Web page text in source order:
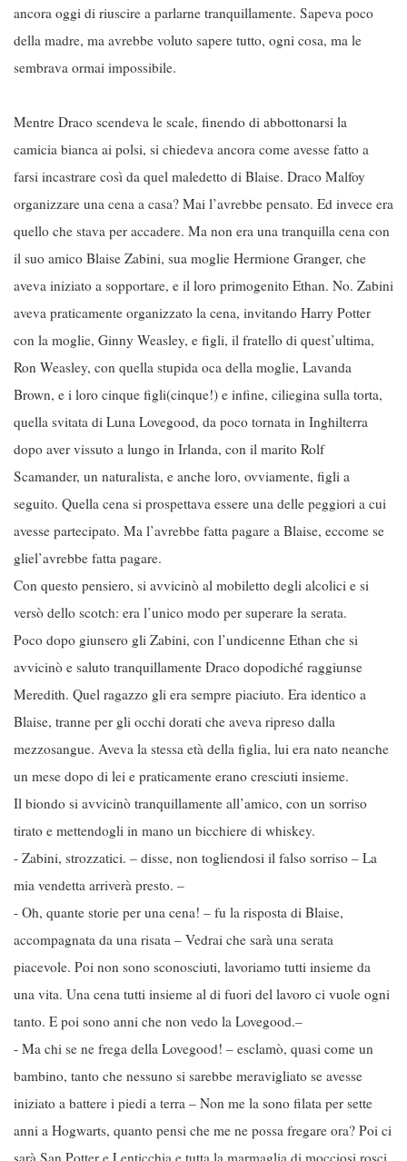
ancora oggi di riuscire a parlarne tranquillamente. Sapeva poco
della madre, ma avrebbe voluto sapere tutto, ogni cosa, ma le
sembrava ormai impossibile.
Mentre Draco scendeva le scale, finendo di abbottonarsi la
camicia bianca ai polsi, si chiedeva ancora come avesse fatto a
farsi incastrare così da quel maledetto di Blaise. Draco Malfoy
organizzare una cena a casa? Mai l’avrebbe pensato. Ed invece era
quello che stava per accadere. Ma non era una tranquilla cena con
il suo amico Blaise Zabini, sua moglie Hermione Granger, che
aveva iniziato a sopportare, e il loro primogenito Ethan. No. Zabini
aveva praticamente organizzato la cena, invitando Harry Potter
con la moglie, Ginny Weasley, e figli, il fratello di quest’ultima,
Ron Weasley, con quella stupida oca della moglie, Lavanda
Brown, e i loro cinque figli(cinque!) e infine, ciliegina sulla torta,
quella svitata di Luna Lovegood, da poco tornata in Inghilterra
dopo aver vissuto a lungo in Irlanda, con il marito Rolf
Scamander, un naturalista, e anche loro, ovviamente, figli a
seguito. Quella cena si prospettava essere una delle peggiori a cui
avesse partecipato. Ma l’avrebbe fatta pagare a Blaise, eccome se
gliel’avrebbe fatta pagare.
Con questo pensiero, si avvicinò al mobiletto degli alcolici e si
versò dello scotch: era l’unico modo per superare la serata.
Poco dopo giunsero gli Zabini, con l’undicenne Ethan che si
avvicinò e saluto tranquillamente Draco dopodiché raggiunse
Meredith. Quel ragazzo gli era sempre piaciuto. Era identico a
Blaise, tranne per gli occhi dorati che aveva ripreso dalla
mezzosangue. Aveva la stessa età della figlia, lui era nato neanche
un mese dopo di lei e praticamente erano cresciuti insieme.
Il biondo si avvicinò tranquillamente all’amico, con un sorriso
tirato e mettendogli in mano un bicchiere di whiskey.
- Zabini, strozzatici. – disse, non togliendosi il falso sorriso – La
mia vendetta arriverà presto. –
- Oh, quante storie per una cena! – fu la risposta di Blaise,
accompagnata da una risata – Vedrai che sarà una serata
piacevole. Poi non sono sconosciuti, lavoriamo tutti insieme da
una vita. Una cena tutti insieme al di fuori del lavoro ci vuole ogni
tanto. E poi sono anni che non vedo la Lovegood.–
- Ma chi se ne frega della Lovegood! – esclamò, quasi come un
bambino, tanto che nessuno si sarebbe meravigliato se avesse
iniziato a battere i piedi a terra – Non me la sono filata per sette
anni a Hogwarts, quanto pensi che me ne possa fregare ora? Poi ci
sarà San Potter e Lenticchia e tutta la marmaglia di mocciosi rosci.